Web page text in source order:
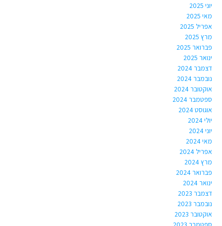
יוני 2025
מאי 2025
אפריל 2025
מרץ 2025
פברואר 2025
ינואר 2025
דצמבר 2024
נובמבר 2024
אוקטובר 2024
ספטמבר 2024
אוגוסט 2024
יולי 2024
יוני 2024
מאי 2024
אפריל 2024
מרץ 2024
פברואר 2024
ינואר 2024
דצמבר 2023
נובמבר 2023
אוקטובר 2023